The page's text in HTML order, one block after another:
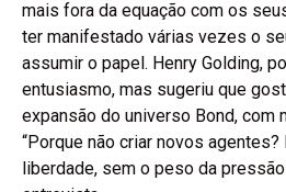
mais fora da equação com os
ter manifestado várias vezes o
assumir o papel. Henry Golding,
entusiasmo, mas sugeriu que
expansão do universo Bond, com
“Porque não criar novos
liberdade, sem o peso da